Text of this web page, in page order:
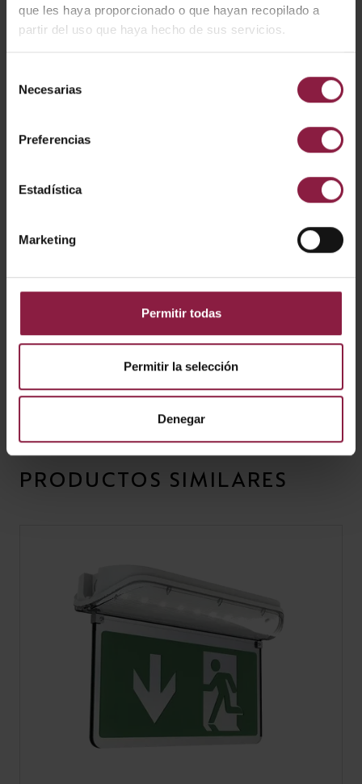
que les haya proporcionado o que hayan recopilado a
partir del uso que haya hecho de sus servicios.
Necesarias
Preferencias
Estadística
Marketing
Permitir todas
Permitir la selección
Denegar
Señal LED EAGLE - Flecha hacia abajo
PRODUCTOS SIMILARES